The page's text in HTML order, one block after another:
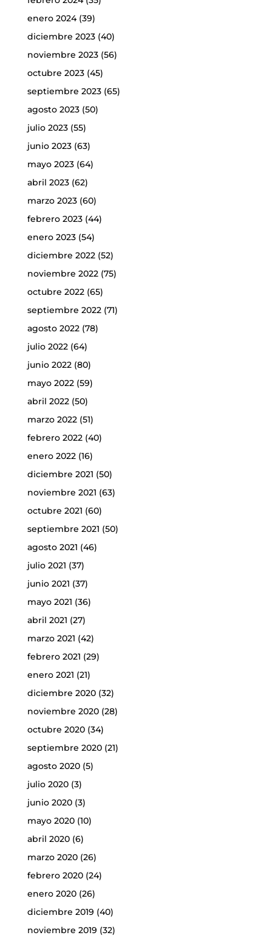
enero 2024(39)
diciembre 2023(40)
noviembre 2023(56)
octubre 2023(45)
septiembre 2023(65)
agosto 2023(50)
julio 2023(55)
junio 2023(63)
mayo 2023(64)
abril 2023(62)
marzo 2023(60)
febrero 2023(44)
enero 2023(54)
diciembre 2022(52)
noviembre 2022(75)
octubre 2022(65)
septiembre 2022(71)
agosto 2022(78)
julio 2022(64)
junio 2022(80)
mayo 2022(59)
abril 2022(50)
marzo 2022(51)
febrero 2022(40)
enero 2022(16)
diciembre 2021 (50)
noviembre 2021 (63)
octubre 2021 (60)
septiembre 2021 (50)
agosto 2021 (46)
julio 2021 (37)
junio 2021 (37)
mayo 2021 (36)
abril 2021 (27)
marzo 2021 (42)
febrero 2021 (29)
enero 2021 (21)
diciembre 2020(32)
noviembre 2020(28)
octubre 2020(34)
septiembre 2020(21)
agosto 2020(5)
julio 2020(3)
junio 2020(3)
mayo 2020(10)
abril 2020(6)
marzo 2020(26)
febrero 2020(24)
enero 2020(26)
diciembre 2019 (40)
noviembre 2019 (32)